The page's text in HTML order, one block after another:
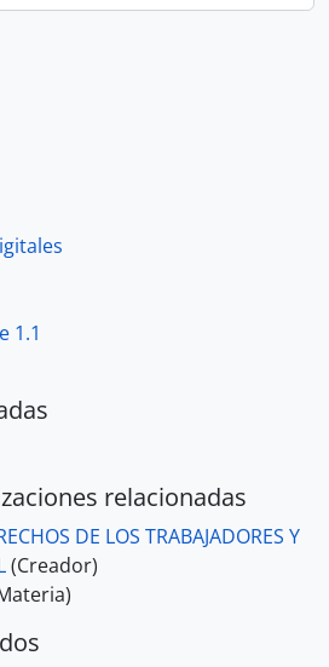
1.1
relacionadas
DE LOS TRABAJADORES Y
(Creador)